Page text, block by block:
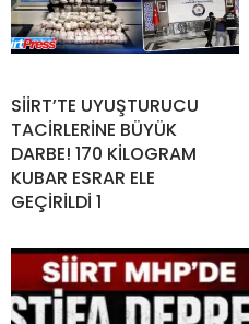
SİİRT’TE UYUŞTURUCU
TACİRLERİNE BÜYÜK
DARBE! 170 KİLOGRAM
KUBAR ESRAR ELE
GEÇİRİLDİ 1